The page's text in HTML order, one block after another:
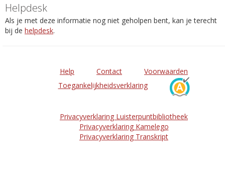
Helpdesk
Als je met deze informatie nog niet geholpen bent, kan je terecht
bij de helpdesk.
Help Contact
Voorwaarden
Toegankelijkheidsverklaring
Privacyverklaring Luisterpuntbibliotheek
Privacyverklaring Kamelego
Privacyverklaring Transkript